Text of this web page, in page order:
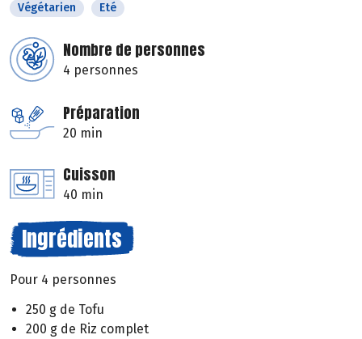
Végétarien
Eté
Nombre de personnes
4 personnes
Préparation
20 min
Cuisson
40 min
Ingrédients
Pour 4 personnes
250 g de Tofu
200 g de Riz complet